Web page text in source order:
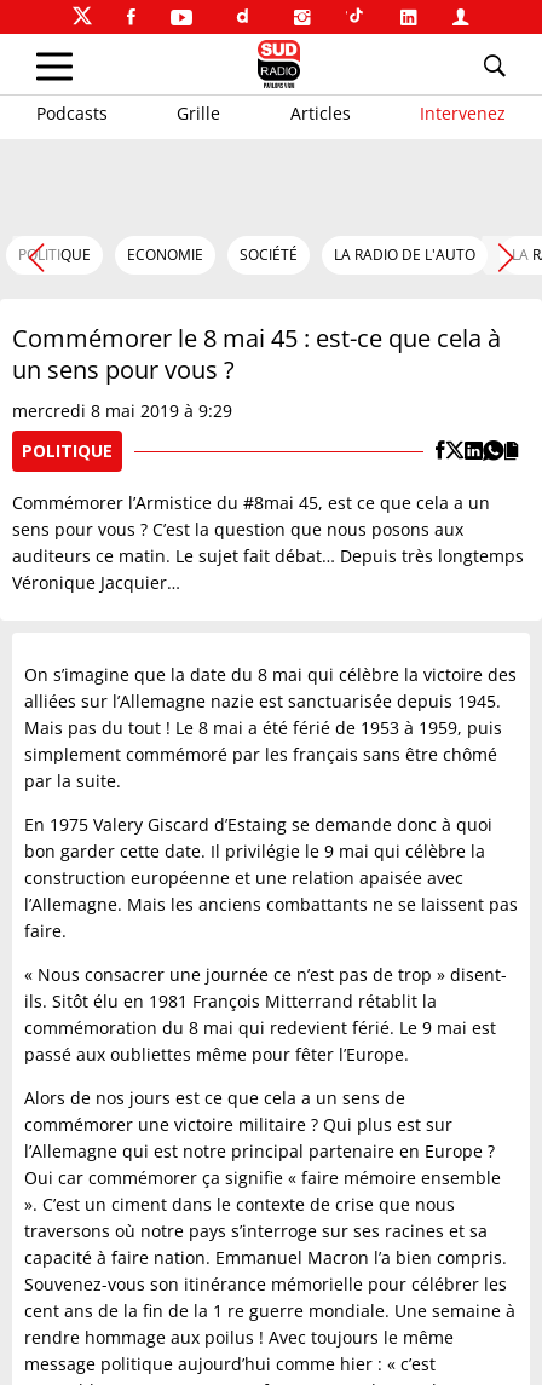
Podcasts Grille Articles Intervenez
POLITIQUE ECONOMIE SOCIÉTÉ LA RADIO DE L'AUTO LA
Commémorer le 8 mai 45 : est-ce que cela à
un sens pour vous ?
mercredi 8 mai 2019 à 9:29
POLITIQUE
Commémorer l’Armistice du #8mai 45, est ce que cela a un
sens pour vous ? C’est la question que nous posons aux
auditeurs ce matin. Le sujet fait débat… Depuis très longtemps
Véronique Jacquier…
On s’imagine que la date du 8 mai qui célèbre la victoire des
alliées sur l’Allemagne nazie est sanctuarisée depuis 1945.
Mais pas du tout ! Le 8 mai a été férié de 1953 à 1959, puis
simplement commémoré par les français sans être chômé
par la suite.
En 1975 Valery Giscard d’Estaing se demande donc à quoi
bon garder cette date. Il privilégie le 9 mai qui célèbre la
construction européenne et une relation apaisée avec
l’Allemagne. Mais les anciens combattants ne se laissent pas
faire.
« Nous consacrer une journée ce n’est pas de trop » disent-
ils. Sitôt élu en 1981 François Mitterrand rétablit la
commémoration du 8 mai qui redevient férié. Le 9 mai est
passé aux oubliettes même pour fêter l’Europe.
Alors de nos jours est ce que cela a un sens de
commémorer une victoire militaire ? Qui plus est sur
l’Allemagne qui est notre principal partenaire en Europe ?
Oui car commémorer ça signifie « faire mémoire ensemble
». C’est un ciment dans le contexte de crise que nous
traversons où notre pays s’interroge sur ses racines et sa
capacité à faire nation. Emmanuel Macron l’a bien compris.
Souvenez-vous son itinérance mémorielle pour célébrer les
cent ans de la fin de la 1 re guerre mondiale. Une semaine à
rendre hommage aux poilus ! Avec toujours le même
message politique aujourd’hui comme hier : « c’est